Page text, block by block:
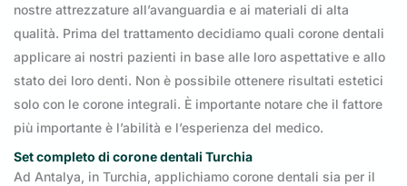
nostre attrezzature all’avanguardia e ai materiali di alta
qualità. Prima del trattamento decidiamo quali corone dentali
applicare ai nostri pazienti in base alle loro aspettative e allo
stato dei loro denti. Non è possibile ottenere risultati estetici
solo con le corone integrali. È importante notare che il fattore
più importante è l’abilità e l’esperienza del medico.
Set completo di corone dentali Turchia
Ad Antalya, in Turchia, applichiamo corone dentali sia per il